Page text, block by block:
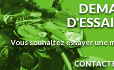
Vous souhaitez essayer une